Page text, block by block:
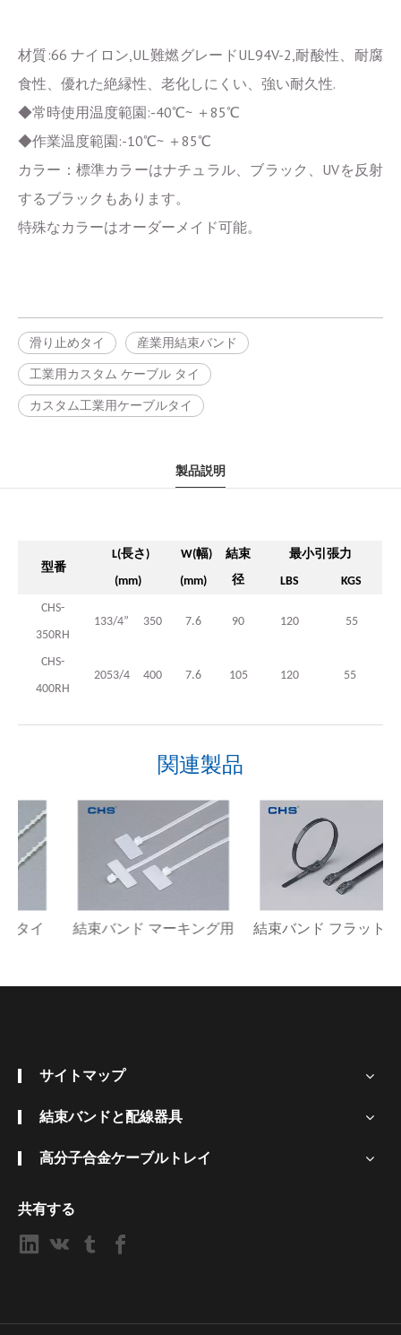
材質:66 ナイロン,UL難燃グレードUL94V-2,耐酸性、耐腐
食性、優れた絶縁性、老化しにくい、強い耐久性.
◆常時使用温度範園:-40℃~ ＋85℃
◆作業温度範園:-10℃~ ＋85℃
カラー：標準カラーはナチュラル、ブラック、UVを反射
するブラックもあります。
特殊なカラーはオーダーメイド可能。
滑り止めタイ
産業用結束バンド
工業用カスタム ケーブル タイ
カスタム工業用ケーブルタイ
製品説明
型番
L(長さ )
(mm)
W(幅)
(mm)
結束
径
最小引張力
LBS
KGS
CHS-
350RH
133/4” 350 7.6 90 120 55
CHS-
400RH
2053/4 400 7.6 105 120 55
関連製品
結束バンド マーキング用 結束バンド フラットヘッドタイ
サイトマップ
結束バンドと配線器具
高分子合金ケーブルトレイ
共有する